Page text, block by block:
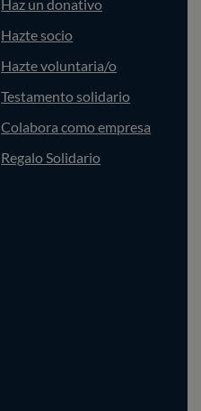
Haz un donativo
Hazte socio
Hazte voluntaria/o
Testamento solidario
Colabora como empresa
Regalo Solidario